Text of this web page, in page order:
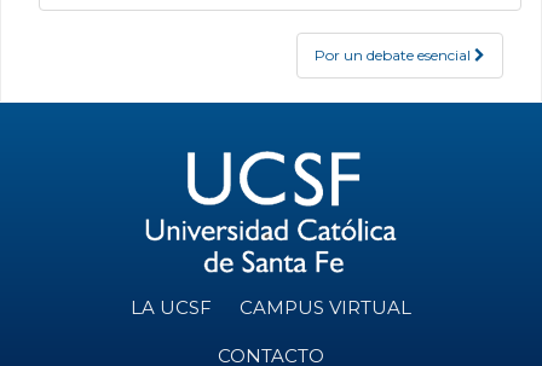
Por un debate esencial
LA UCSF CAMPUS VIRTUAL
CONTACTO